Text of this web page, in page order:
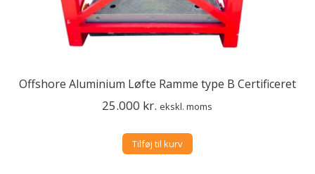
Offshore Aluminium Løfte Ramme type B Certificeret
25.000 kr. ekskl. moms
Tilføj til kurv